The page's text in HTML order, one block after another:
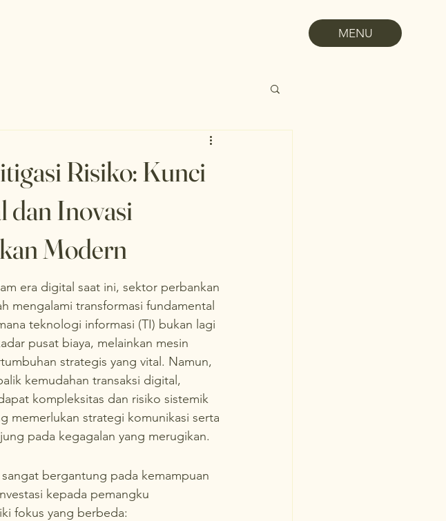
MENU
Risiko: Kunci
dan Inovasi
Modern
era digital saat ini, sektor perbankan
mengalami transformasi fundamental
teknologi informasi (TI) bukan lagi
pusat biaya, melainkan mesin
strategis yang vital. Namun,
kemudahan transaksi digital,
kompleksitas dan risiko sistemik
memerlukan strategi komunikasi serta
pada kegagalan yang merugikan.
bergantung pada kemampuan
kepada pemangku
fokus yang berbeda: